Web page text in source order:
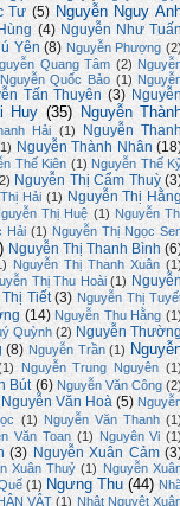
Tư (5) Nguyễn Nguy
(4) Nguyễn Như
Yên (8) Nguyễn Phượng
Quang Tâm (2)
Nguyễn Quốc Bảo (1)
Tấn Thuyên (3)
Huy (35) Nguyễn
Hải (1)
Nguyễn
Nguyễn Thành Nhân
Thế Kiên (1) Nguyễn Thế
Nguyễn Thị Cẩm Thuỳ
Hải (1) Nguyễn Thị
Thị Huệ (1) Nguyễn
Hải (1) Nguyễn Thị Ngọc
Nguyễn Thị Thanh Bình
Nguyễn Thị Thanh Xuân
Thị Thu Hoài (1)
Tiết (3) Nguyễn Thị
(14) Nguyễn Thu Hằng
Quỳnh (2) Nguyễn
(8) Nguyễn Trần (1)
Nguyễn Trung Nguyên
Bút (6) Nguyễn Văn Công
Nguyễn Văn Hoà (5)
(1) Nguyễn Văn Thanh
Văn Toan (1) Nguyên Vi
(3) Nguyễn Xuân Cảm
Xuân Thuỷ (1) Nguyễn
(1) Ngưng Thu (44)
VẬT (1) Nhật Nguyệt